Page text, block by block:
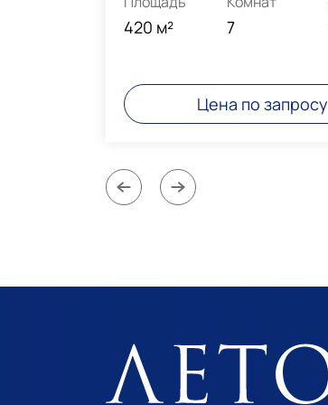
420 м² 7
Цена по запросу